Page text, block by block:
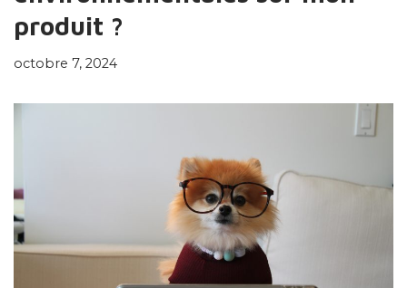
produit ?
octobre 7, 2024